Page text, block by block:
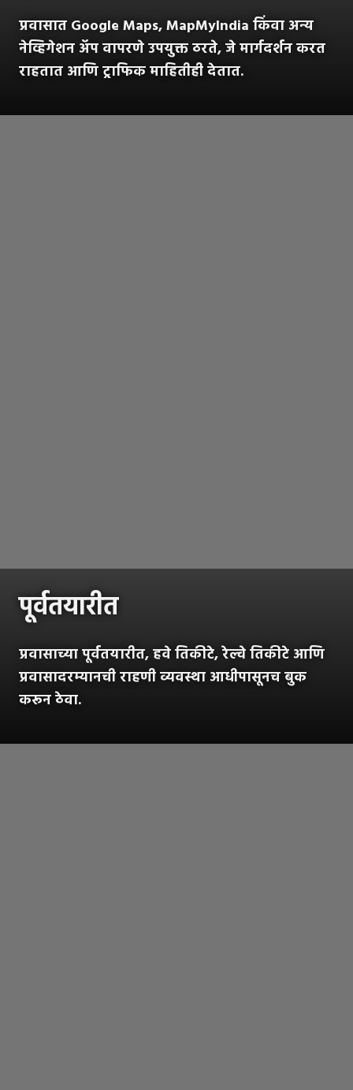
प्रवासात Google Maps, MapMyIndia किंवा अन्य
नेव्हिगेशन अ‍ॅप वापरणे उपयुक्त ठरते, जे मार्गदर्शन करत
राहतात आणि ट्राफिक माहितीही देतात.
पूर्वतयारीत
प्रवासाच्या पूर्वतयारीत, हवे तिकीटे, रेल्वे तिकीटे आणि
प्रवासादरम्यानची राहणी व्यवस्था आधीपासूनच बुक
करून ठेवा.